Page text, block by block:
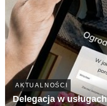
AKTUALNOŚCI
Delegacja w usługach